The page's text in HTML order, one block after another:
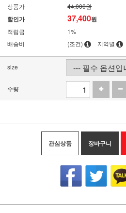
상품가 44,000원
할인가 37,400원
적립금
1%
배송비
(조건) 지역별
size
수량
관심상품 장바구니